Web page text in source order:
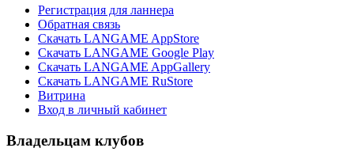
Регистрация для ланнера
Обратная связь
Скачать LANGAME AppStore
Скачать LANGAME Google Play
Скачать LANGAME AppGallery
Скачать LANGAME RuStore
Витрина
Вход в личный кабинет
Владельцам клубов